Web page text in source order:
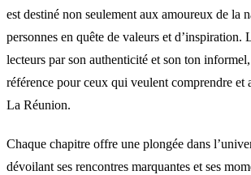
est destiné non seulement aux amoureux de la
personnes en quête de valeurs et d’inspiration.
lecteurs par son authenticité et son ton
référence pour ceux qui veulent comprendre et
La Réunion.
Chaque chapitre offre une plongée dans
dévoilant ses rencontres marquantes et ses